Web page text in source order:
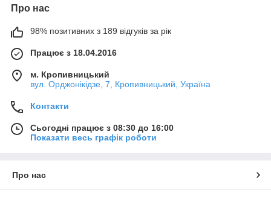
Про нас
98% позитивних з 189 відгуків за рік
Працює з 18.04.2016
м. Кропивницький
вул. Орджонікідзе, 7, Кропивницький, Україна
Контакти
Сьогодні працює з 08:30 до 16:00
Показати весь графік роботи
Про нас